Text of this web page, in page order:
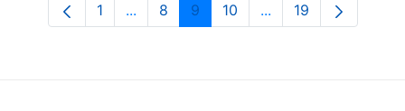
Página
1 ...Páginas intermedias Use TAB para
Página
8 Página
9 Página
10 ...PáginasPágina
19